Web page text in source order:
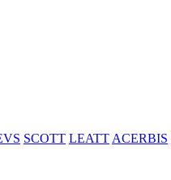
SCOTT LEATT ACERBIS